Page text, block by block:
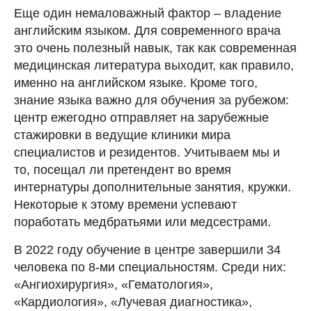
Еще один немаловажный фактор – владение
английским языком. Для современного врача
это очень полезный навык, так как современная
медицинская литература выходит, как правило,
именно на английском языке. Кроме того,
знание языка важно для обучения за рубежом:
центр ежегодно отправляет на зарубежные
стажировки в ведущие клиники мира
специалистов и резидентов. Учитываем мы и
то, посещал ли претендент во время
интернатуры дополнительные занятия, кружки.
Некоторые к этому времени успевают
поработать медбратьями или медсестрами.
В 2022 году обучение в центре завершили 34
человека по 8-ми специальностям. Среди них:
«Ангиохирургия», «Гематология»,
«Кардиология», «Лучевая диагностика»,